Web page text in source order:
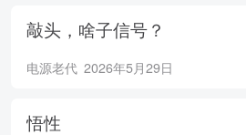
敲头，啥子信号？
电源老代 2026年5月29日
悟性